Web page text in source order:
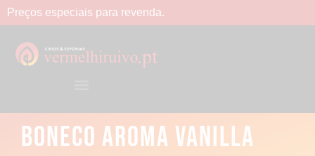
Preços especiais para revenda.
BONECO AROMA VANILLA